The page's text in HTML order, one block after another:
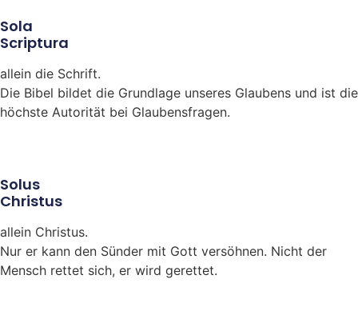
Sola
Scriptura
allein die Schrift.
Die Bibel bildet die Grundlage unseres Glaubens und ist die
höchste Autorität bei Glaubensfragen.
Solus
Christus
allein Christus.
Nur er kann den Sünder mit Gott versöhnen. Nicht der
Mensch rettet sich, er wird gerettet.